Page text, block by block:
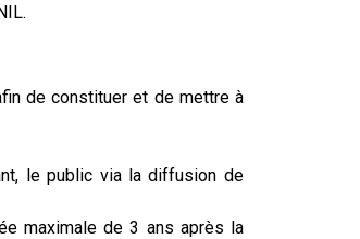
de constituer et de mettre à
le public via la diffusion de
maximale de 3 ans après la